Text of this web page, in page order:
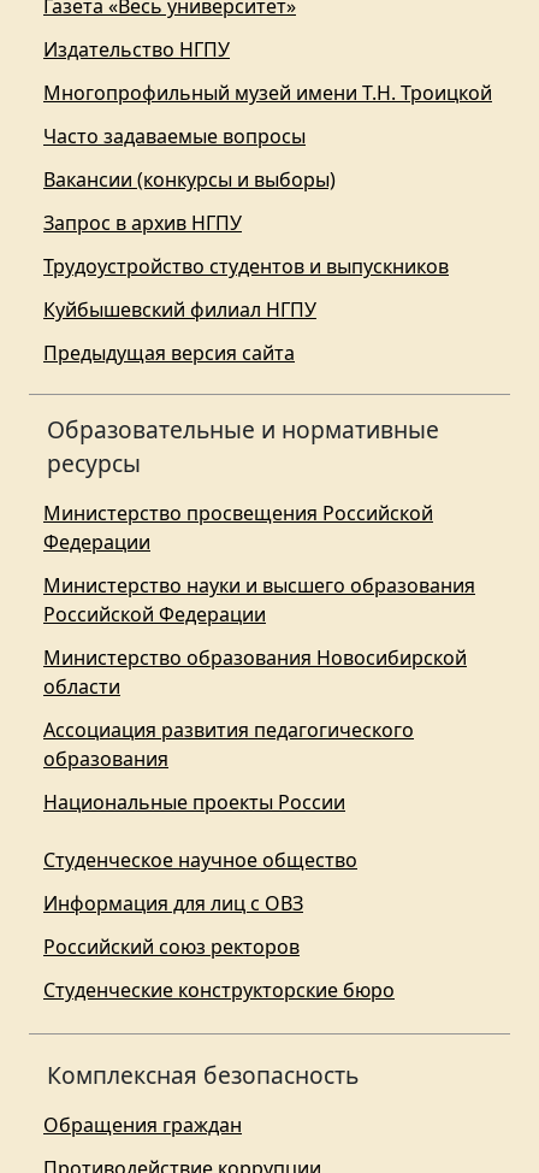
Газета «Весь университет»
Издательство НГПУ
Многопрофильный музей имени Т.Н. Троицкой
Часто задаваемые вопросы
Вакансии (конкурсы и выборы)
Запрос в архив НГПУ
Трудоустройство студентов и выпускников
Куйбышевский филиал НГПУ
Предыдущая версия сайта
Образовательные и нормативные
ресурсы
Министерство просвещения Российской
Федерации
Министерство науки и высшего образования
Российской Федерации
Министерство образования Новосибирской
области
Ассоциация развития педагогического
образования
Национальные проекты России
Студенческое научное общество
Информация для лиц с ОВЗ
Российский союз ректоров
Студенческие конструкторские бюро
Комплексная безопасность
Обращения граждан